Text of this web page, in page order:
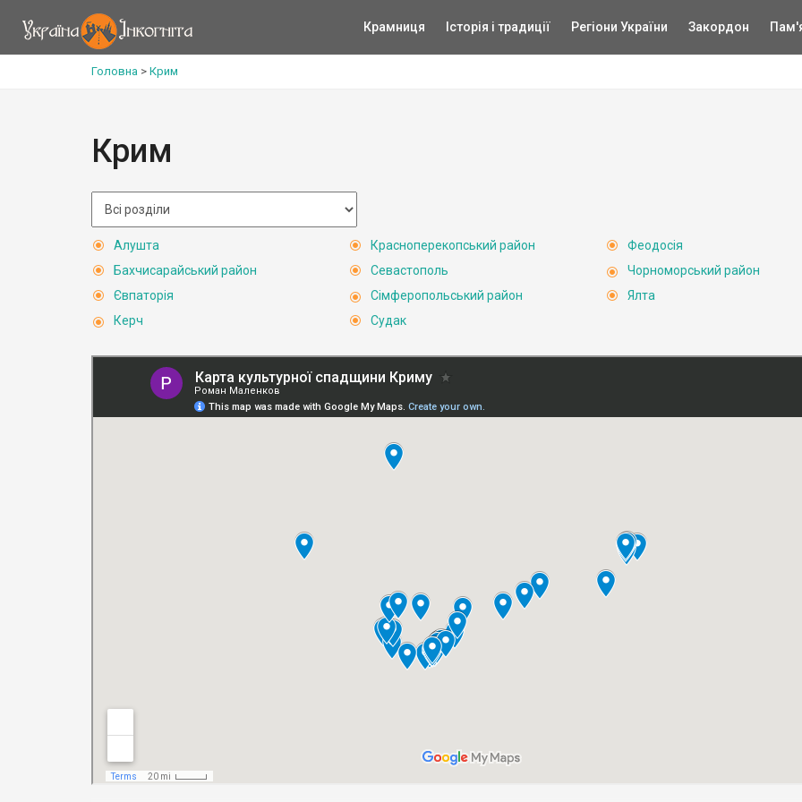
Крамниця Історія і традиції Регіони України Закордон
Головна > Крим
Крим
Алушта
Бахчисарайський район
Євпаторія
Керч
Красноперекопський район
Севастополь
Сімферопольський район
Судак
Феодосія
Чорноморський район
Ялта